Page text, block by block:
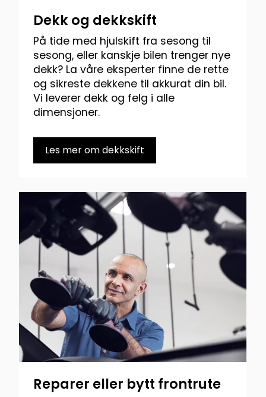
Dekk og dekkskift
På tide med hjulskift fra sesong til
sesong, eller kanskje bilen trenger nye
dekk? La våre eksperter finne de rette
og sikreste dekkene til akkurat din bil.
Vi leverer dekk og felg i alle
dimensjoner.
Les mer om dekkskift
Reparer eller bytt frontrute